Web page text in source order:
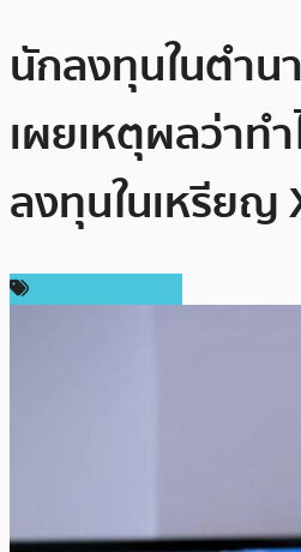
นักลงทุนในตำน
เผยเหตุผลว่าท
ลงทุนในเหรียญ